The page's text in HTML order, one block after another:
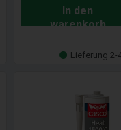
In den
warenkorb
Lieferung 2-